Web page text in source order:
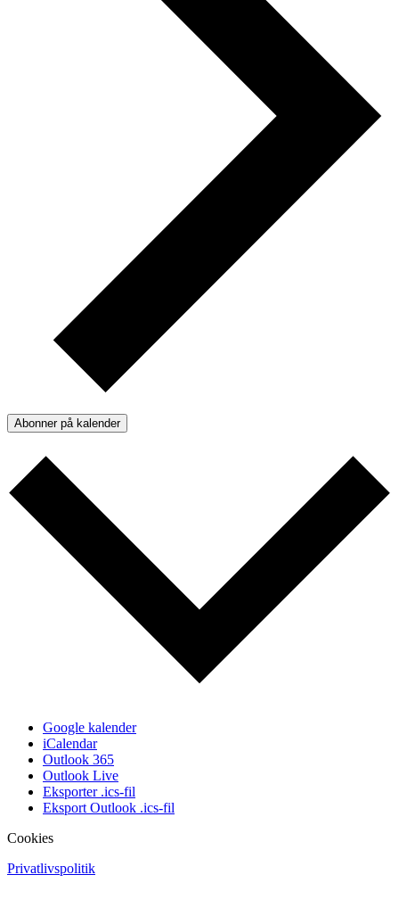
Abonner på kalender
Google kalender
iCalendar
Outlook 365
Outlook Live
Eksporter .ics-fil
Eksport Outlook .ics-fil
Cookies
Privatlivspolitik